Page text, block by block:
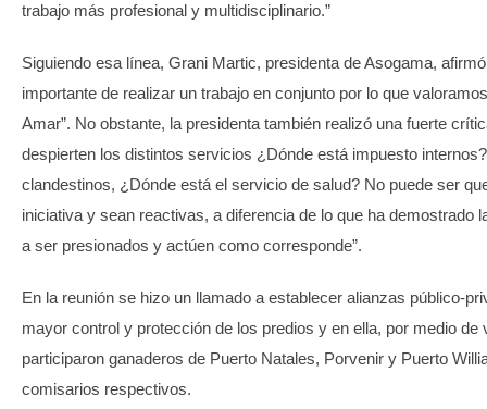
trabajo más profesional y multidisciplinario.”
Siguiendo esa línea, Grani Martic, presidenta de Asogama,
importante de realizar un trabajo en conjunto por lo que
Amar”. No obstante, la presidenta también realizó una fuerte
despierten los distintos servicios ¿Dónde está impuesto
clandestinos, ¿Dónde está el servicio de salud? No puede ser
iniciativa y sean reactivas, a diferencia de lo que ha demostrado
a ser presionados y actúen como corresponde”.
En la reunión se hizo un llamado a establecer alianzas público-
mayor control y protección de los predios y en ella, por medio de
participaron ganaderos de Puerto Natales, Porvenir y Puerto
comisarios respectivos.